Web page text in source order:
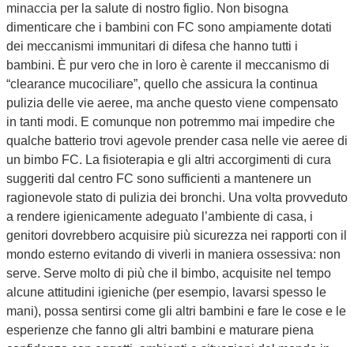
minaccia per la salute di nostro figlio. Non bisogna
dimenticare che i bambini con FC sono ampiamente dotati
dei meccanismi immunitari di difesa che hanno tutti i
bambini. È pur vero che in loro è carente il meccanismo di
“clearance mucociliare”, quello che assicura la continua
pulizia delle vie aeree, ma anche questo viene compensato
in tanti modi. E comunque non potremmo mai impedire che
qualche batterio trovi agevole prender casa nelle vie aeree di
un bimbo FC. La fisioterapia e gli altri accorgimenti di cura
suggeriti dal centro FC sono sufficienti a mantenere un
ragionevole stato di pulizia dei bronchi. Una volta provveduto
a rendere igienicamente adeguato l’ambiente di casa, i
genitori dovrebbero acquisire più sicurezza nei rapporti con il
mondo esterno evitando di viverli in maniera ossessiva: non
serve. Serve molto di più che il bimbo, acquisite nel tempo
alcune attitudini igieniche (per esempio, lavarsi spesso le
mani), possa sentirsi come gli altri bambini e fare le cose e le
esperienze che fanno gli altri bambini e maturare piena